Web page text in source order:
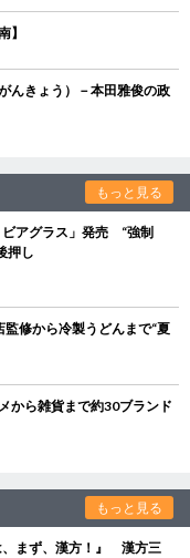
】
んきょう）－本田雅俊の政
もっと見る
ビアグラス」発売 “強制
押し
修から冷製うどんまで“夏
から雑貨まで約30ブランド
もっと見る
、まず、漢方！』 漢方三